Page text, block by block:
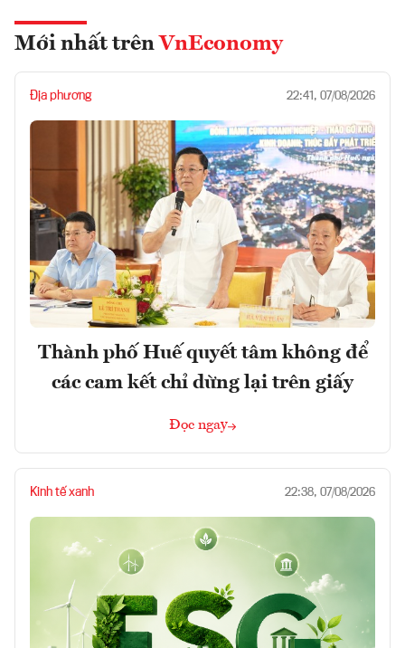
Mới nhất trên VnEconomy
Địa phương 22:41, 07/08/2026
Thành phố Huế quyết tâm không để
các cam kết chỉ dừng lại trên giấy
Đọc ngay
Kinh tế xanh 22:38, 07/08/2026